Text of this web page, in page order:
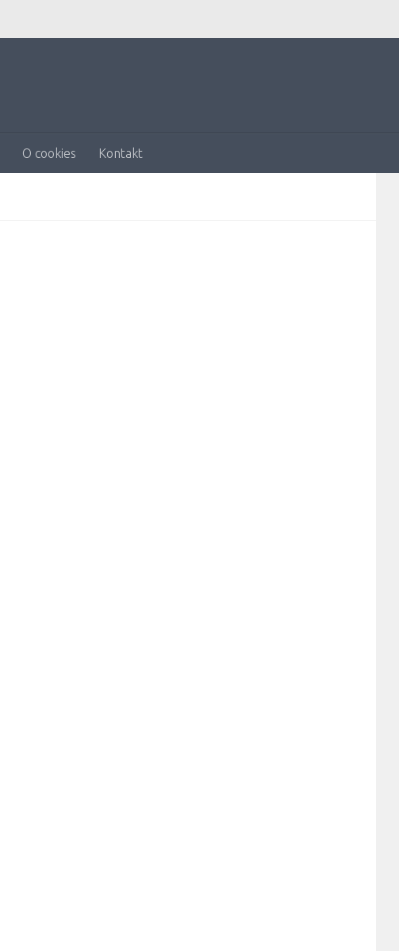
O cookies Kontakt